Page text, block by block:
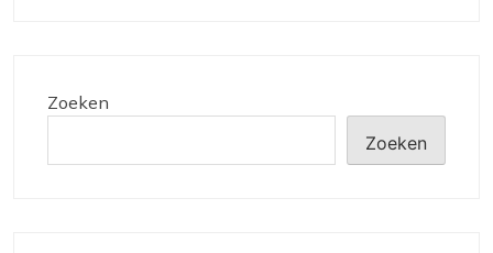
Zoeken
Zoeken